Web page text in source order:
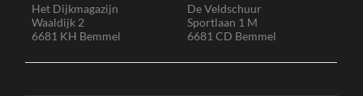
Het Dijkmagazijn
Waaldijk 2
6681 KH Bemmel
De Veldschuur
Sportlaan 1 M
6681 CD Bemmel